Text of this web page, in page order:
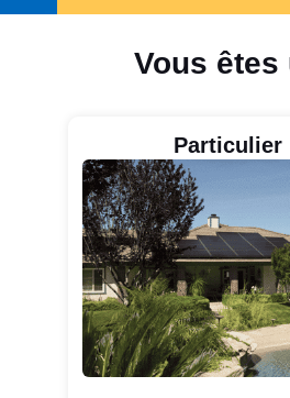
Vous
Particulier